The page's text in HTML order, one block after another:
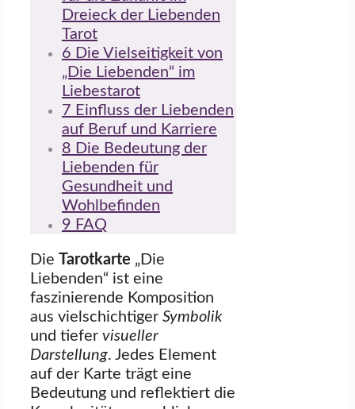
Dreieck der Liebenden
Tarot
6 Die Vielseitigkeit von
„Die Liebenden“ im
Liebestarot
7 Einfluss der Liebenden
auf Beruf und Karriere
8 Die Bedeutung der
Liebenden für
Gesundheit und
Wohlbefinden
9 FAQ
Die Tarotkarte „Die
Liebenden“ ist eine
faszinierende Komposition
aus vielschichtiger Symbolik
und tiefer visueller
Darstellung. Jedes Element
auf der Karte trägt eine
Bedeutung und reflektiert die